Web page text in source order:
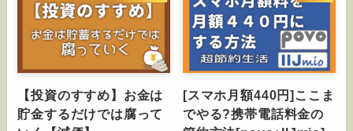
【投資のすすめ】お金は
貯金するだけでは腐って
[スマホ月額440円]ここま
でやる?携帯電話料金の